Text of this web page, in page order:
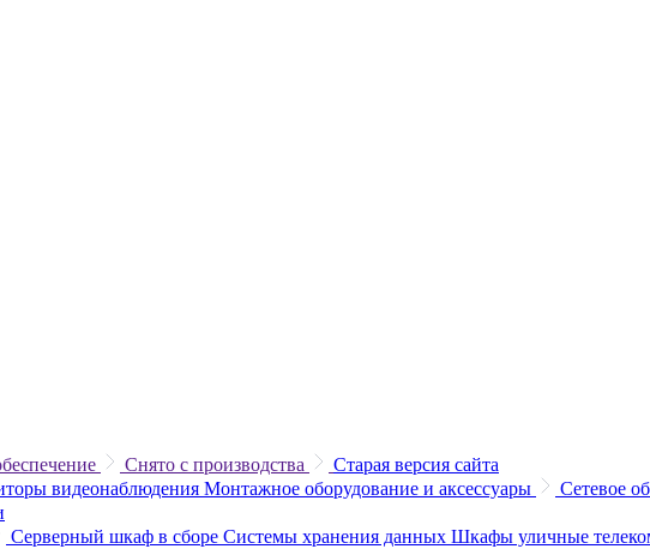
Снято с производства
Старая версия сайта
видеонаблюдения Монтажное оборудование и аксессуары
Сетевое
Серверный шкаф в сборе Системы хранения данных Шкафы уличные